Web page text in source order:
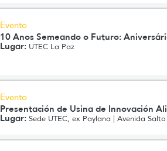
Evento
10 Anos Semeando o Futuro:
Lugar: UTEC La Paz
Evento
Presentación de Usina de Innovación
Lugar: Sede UTEC, ex Paylana | Avenida